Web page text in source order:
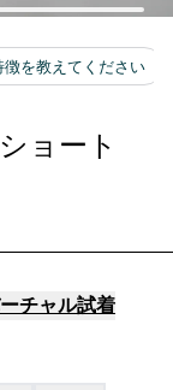
ョート
チャル試着